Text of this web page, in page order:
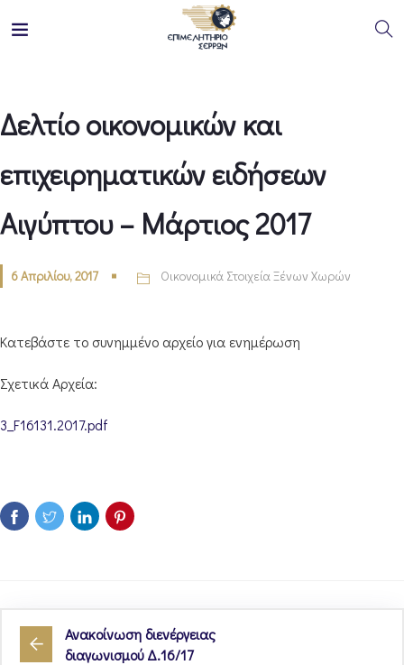
Δελτίο οικονομικών και
επιχειρηματικών ειδήσεων
Αιγύπτου – Μάρτιος 2017
6 Απριλίου, 2017 Οικονομικά Στοιχεία Ξένων Χωρών
Κατεβάστε το συνημμένο αρχείο για ενημέρωση
Σχετικά Αρχεία:
3_F16131.2017.pdf
Ανακοίνωση διενέργειας
διαγωνισμού Δ.16/17